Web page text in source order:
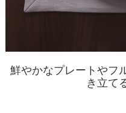
鮮やかなプレートやフ
き立て